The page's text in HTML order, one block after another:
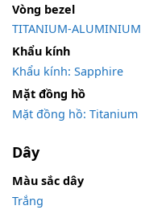
Vòng bezel
TITANIUM-ALUMINIUM
Khẩu kính
Khẩu kính: Sapphire
Mặt đồng hồ
Mặt đồng hồ: Titanium
Dây
Màu sắc dây
Trắng